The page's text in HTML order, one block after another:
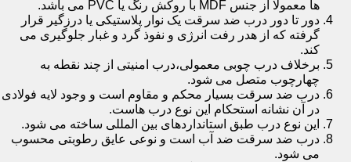
ها معمولا از جنس MDF با روکش رنگ یا PVC می باشد.
دور تا دور درب ضد سرقت یک نوار پلاستیکی یا درزگیر قرار
گرفته که از هدر رفت انرژی و نفوذ گرد و غبار جلوگیری می
کند.
برخلاف درب چوبی معمولی،درب امنیتی از چند نقطه به
چهارچوب متصل می شود.
درب ضد سرقت بسیار محکم و مقاوم است و وجود لایه فولادی
در آن نشانه استحکام این نوع درب هاست.
این نوع درب طبق استانداردهای بین المللی ساخته می شود.
درب ضد سرقت ضد آب است و نوعی عایق رطوبتی محسوب
می شود.